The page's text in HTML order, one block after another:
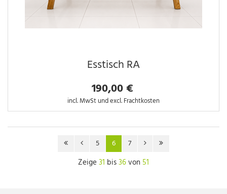
Esstisch RA
190,00 €
incl. MwSt und excl. Frachtkosten
5 6 7
Zeige 31 bis36von 51